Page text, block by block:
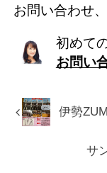
お問い合わせ
初めて
お問い
伊勢
サ